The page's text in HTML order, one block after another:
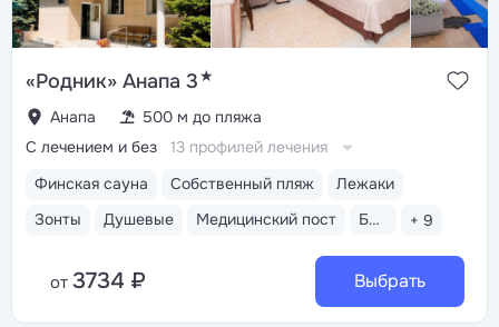
«Родник» Анапа 3★
Анапа 500 м до пляжа
Финская сауна Собственный пляж
Лежаки
Зонты
Душевые Медицинский пост Бассейн открытый + 9
С лечением и без 13 профилей лечения
от 3734 ₽ Выбрать